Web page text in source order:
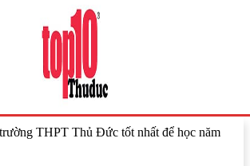
THPT Thủ Đức tốt nhất để học năm